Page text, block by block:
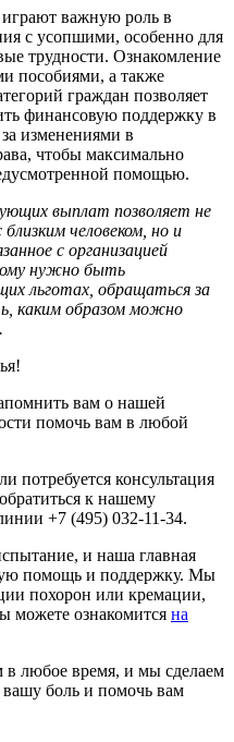
важную роль в
с усопшими, особенно для
трудности. Ознакомление
пособиями, а также
граждан позволяет
финансовую поддержку в
изменениями в
чтобы максимально
помощью.
выплат позволяет не
человеком, но и
с организацией
нужно быть
льготах, обращаться за
каким образом можно
вам о нашей
помочь вам в любой
потребуется консультация
к нашему
+7 (495) 032-11-34.
и наша главная
помощь и поддержку. Мы
похорон или кремации,
можете ознакомится на
в любое время, и мы сделаем
вашу боль и помочь вам